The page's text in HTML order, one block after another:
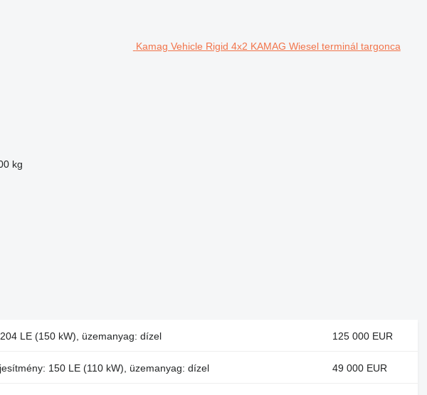
Kamag Vehicle Rigid 4x2 KAMAG Wiesel terminál targonca
kg
LE (150 kW), üzemanyag: dízel 125 000 EUR
150 LE (110 kW), üzemanyag: dízel 49 000 EUR